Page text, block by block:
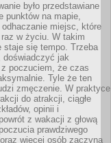
było przedstawiane
punktów na mapie,
miejsc, które
w życiu. W takim
staje się tempo. Trzeba
doświadczyć jak
poczuciem, że czas
Tyle że ten
zmęczenie. W praktyce
do atrakcji, ciągłe
opinii i
z wakacji z głową
prawdziwego
więcej osób zaczyna